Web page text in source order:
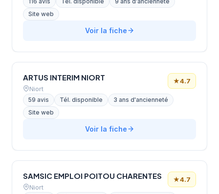
116 avis Tél. disponible
9 ans d'ancienneté
Site web
Voir la fiche
ARTUS INTERIM NIORT
Niort
★4.7
59 avis Tél. disponible
3 ans d'ancienneté
Site web
Voir la fiche
SAMSIC EMPLOI POITOU CHARENTES
Niort
★4.7